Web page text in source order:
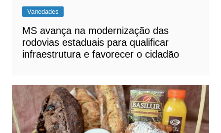
Variedades
MS avança na modernização das
rodovias estaduais para qualificar
infraestrutura e favorecer o cidadão